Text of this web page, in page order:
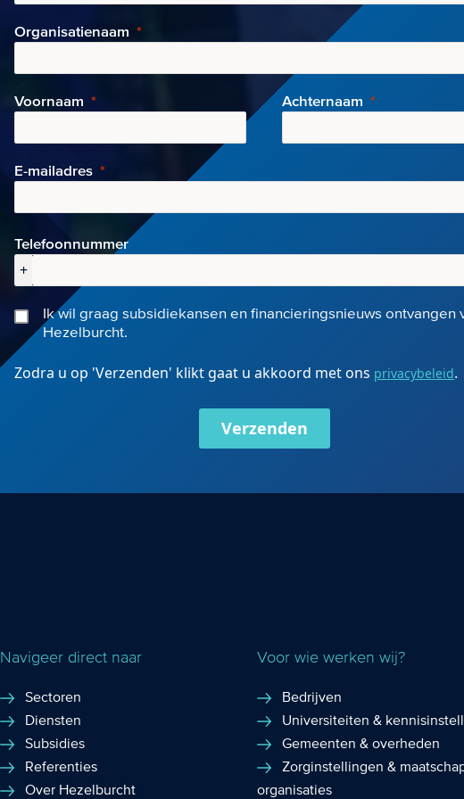
Organisatienaam
Voornaam Achternaam
E-mailadres
Telefoonnummer
+
Ik wil graag subsidiekansen en financieringsnieuws ontvangen
Hezelburcht.
Zodra u op 'Verzenden' klikt gaat u akkoord met ons privacybeleid.
Verzenden
Navigeer direct naar
Sectoren
Diensten
Subsidies
Referenties
Over Hezelburcht
Voor wie werken wij?
Bedrijven
Universiteiten &
Gemeenten & overheden
Zorginstellingen &
organisaties